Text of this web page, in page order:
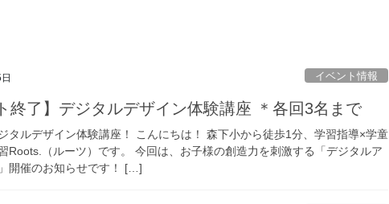
イベント情報
終了】デジタルデザイン体験講座 ＊各回3名まで
タルデザイン体験講座！ こんにちは！ 森下小から徒歩1分、学習指導×学童
Roots.（ルーツ）です。 今回は、お子様の創造力を刺激する「デジタルア
開催のお知らせです！ […]